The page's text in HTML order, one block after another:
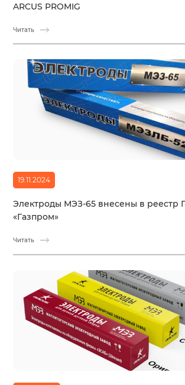
ARCUS PROMIG
Читать
19.11.2024
Электроды МЭЗ-65 внесены в реестр
«Газпром»
Читать